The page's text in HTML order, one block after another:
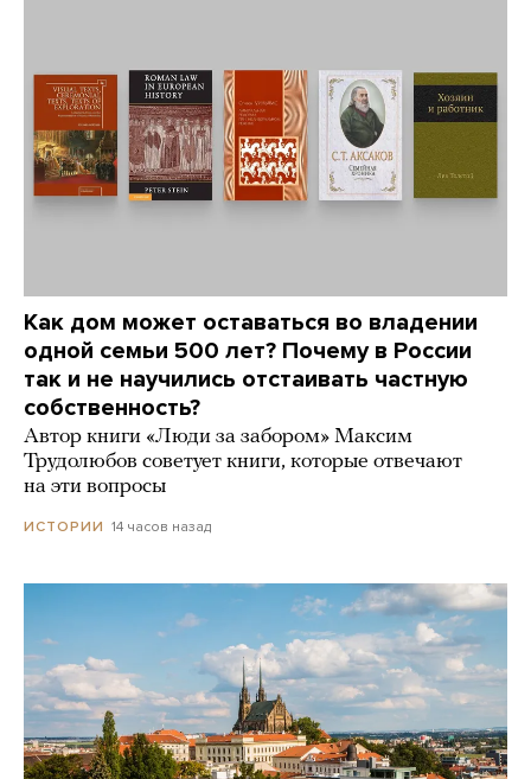
Как дом может оставаться во владении
одной семьи 500 лет? Почему в России
так и не научились отстаивать частную
собственность?
Автор книги «Люди за забором» Максим
Трудолюбов советует книги, которые отвечают
на эти вопросы
ИСТОРИИ 14 часов назад